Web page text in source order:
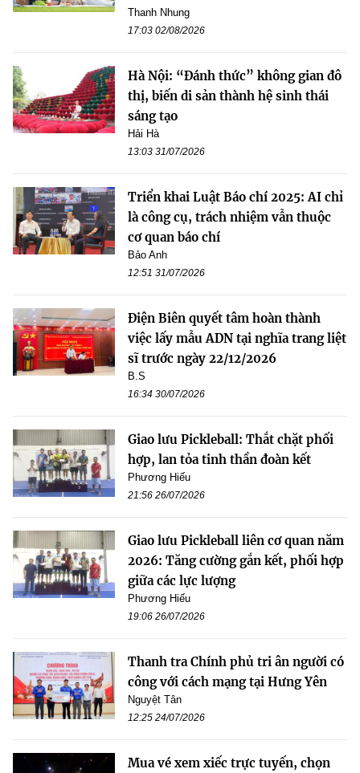
Thanh Nhung
17:03 02/08/2026
Hà Nội: “Đánh thức” không gian đô
thị, biến di sản thành hệ sinh thái
sáng tạo
Hải Hà
13:03 31/07/2026
Triển khai Luật Báo chí 2025: AI chỉ
là công cụ, trách nhiệm vẫn thuộc
cơ quan báo chí
Bảo Anh
12:51 31/07/2026
Điện Biên quyết tâm hoàn thành
việc lấy mẫu ADN tại nghĩa trang liệt
sĩ trước ngày 22/12/2026
B.S
16:34 30/07/2026
Giao lưu Pickleball: Thắt chặt phối
hợp, lan tỏa tinh thần đoàn kết
Phương Hiếu
21:56 26/07/2026
Giao lưu Pickleball liên cơ quan năm
2026: Tăng cường gắn kết, phối hợp
giữa các lực lượng
Phương Hiếu
19:06 26/07/2026
Thanh tra Chính phủ tri ân người có
công với cách mạng tại Hưng Yên
Nguyệt Tân
12:25 24/07/2026
Mua vé xem xiếc trực tuyến, chọn